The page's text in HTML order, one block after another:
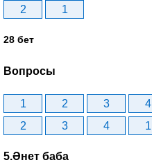
2
1
28 бет
Вопросы
1 2 3 4
2
3 4 1
5.Әнет баба